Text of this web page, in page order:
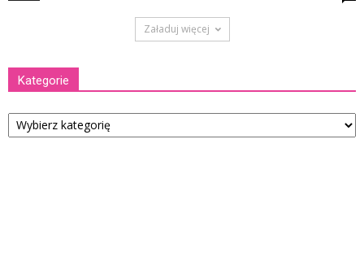
Załaduj więcej
Kategorie
Kategorie